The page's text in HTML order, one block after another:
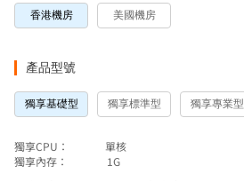
香港機房 美國機房
產品型號
獨享基礎型 獨享標準型 獨享專業型
獨享CPU：
單核
獨享內存：
1G